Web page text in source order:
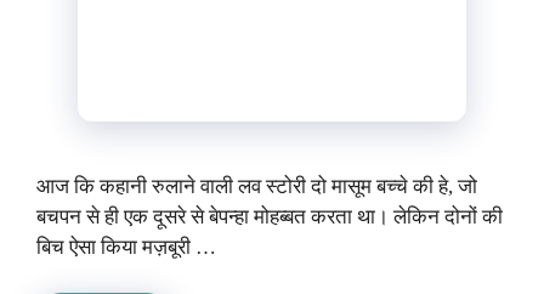
आज कि कहानी रुलाने वाली लव स्टोरी दो मासूम बच्चे की हे, जो
बचपन से ही एक दूसरे से बेपन्हा मोहब्बत करता था। लेकिन दोनों की
बिच ऐसा किया मज़बूरी …